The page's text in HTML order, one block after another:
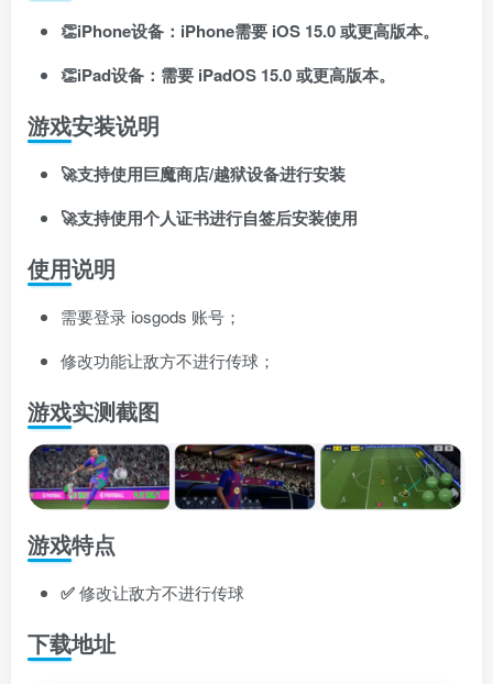
👏iPhone设备：iPhone需要 iOS 15.0 或更高版本。
👏iPad设备：需要 iPadOS 15.0 或更高版本。
游戏安装说明
🚀支持使用巨魔商店/越狱设备进行安装
🚀支持使用个人证书进行自签后安装使用
使用说明
需要登录 iosgods 账号；
修改功能让敌方不进行传球；
游戏实测截图
游戏特点
✅修改让敌方不进行传球
下载地址